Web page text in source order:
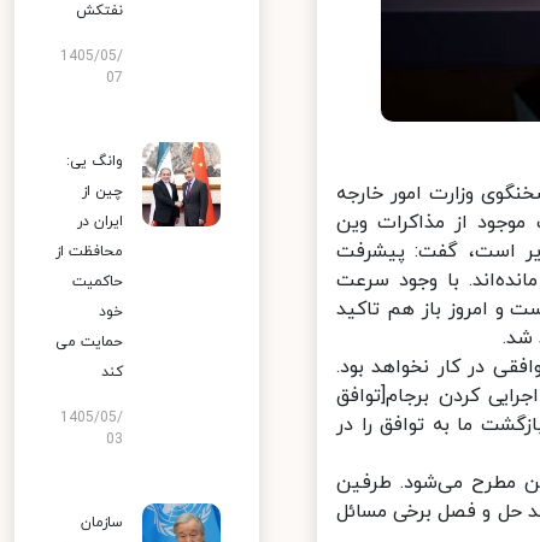
وزارت امور خارجه
از مذاکرات وین
است، گفت: پیشرفت
با وجود سرعت
امروز باز هم تاکید
در کار نخواهد بود.
کردن برجام[توافق
ما به توافق را در
مطرح می‌شود. طرفین
حل و فصل برخی مسائل
نفتکش
1405/05/
07
وانگ یی:
چین از
ایران در
محافظت از
حاکمیت
خود
حمایت می
کند
1405/05/
03
سازمان